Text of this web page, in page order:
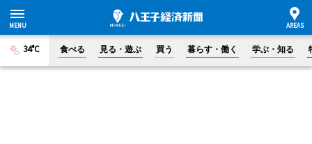
34°C 食べる 見る・遊ぶ 買う 暮らす・働く 学ぶ・知る